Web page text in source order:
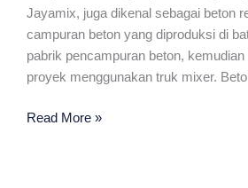
Jayamix, juga dikenal sebagai beton
campuran beton yang diproduksi di
pabrik pencampuran beton,
proyek menggunakan truk mixer.
Jayamix
Read More »